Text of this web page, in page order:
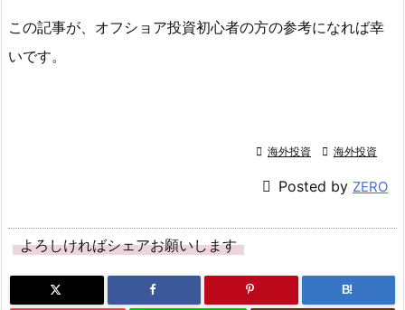
この記事が、オフショア投資初心者の方の参考になれば幸
いです。
 海外投資  海外投資
 Posted by ZERO
よろしければシェアお願いします
B!